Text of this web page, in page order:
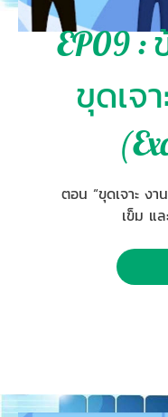
EP09 :
ขุดเจ
ตอน “ขุดเจาะ ง
เข็ม แ